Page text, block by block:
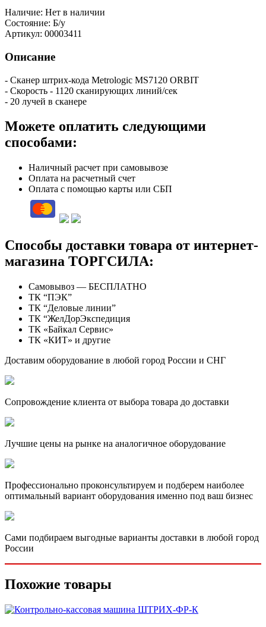
Наличие: Нет в наличии
Состояние: Б/у
Артикул: 00003411
Описание
- Сканер штрих-кода Metrologic MS7120 ORBIT
- Cкорость - 1120 сканирующих линий/сек
- 20 лучей в сканере
Можете оплатить следующими
способами:
Наличный расчет при самовывозе
Оплата на расчетный счет
Оплата с помощью карты или СБП
Способы доставки товара от интернет-
магазина ТОРГСИЛА:
Самовывоз — БЕСПЛАТНО
ТК “ПЭК”
ТК “Деловые линии”
ТК “ЖелДорЭкспедиция
ТК «Байкал Сервис»
ТК «КИТ» и другие
Доставим оборудование в любой город России и СНГ
Сопровождение клиента от выбора товара до доставки
Лучшие цены на рынке на аналогичное оборудование
Профессионально проконсультируем и подберем наиболее
оптимальный вариант оборудования именно под ваш бизнес
Сами подбираем выгодные варианты доставки в любой город
России
Похожие товары